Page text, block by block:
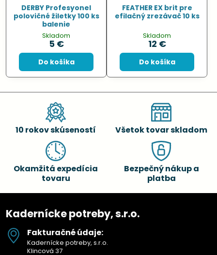
DERBY Profesyonel
polovičné žiletky 100 ks
balenie
Skladom
5 €
Do košíka
FEATHER EX brit pre
efilačný zrezávač 10 ks
Skladom
12 €
Do košíka
10 rokov skúseností Všetok tovar skladom
Okamžitá expedícia
tovaru
Bezpečný nákup a
platba
Kadernícke potreby, s.r.o.
Fakturačné údaje:
Kadernícke potreby, s.r.o.
Klincová 37